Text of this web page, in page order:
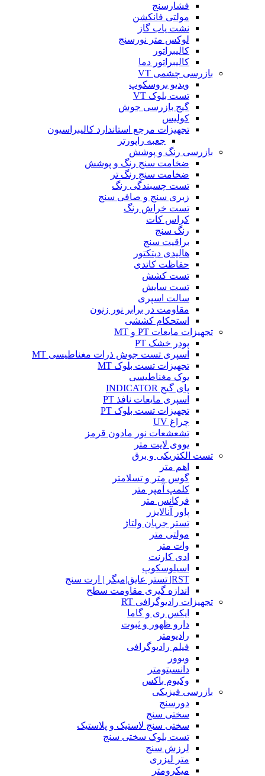
فشارسنج
مولتی فانکشن
نشت یاب گاز
لوکس متر نورسنج
کالیبراتور
کالیبراتور دما
بازرسی چشمی VT
ویدیو بروسکوپ
تست بلوک VT
گیج بازرسی جوش
کولیس
تجهیزات مرجع استاندارد کالیبراسیون
جعبه راپورتر
بازرسی رنگ و پوشش
ضخامت سنج رنگ و پوشش
ضخامت سنج رنگ تر
تست چسبندگی رنگ
زبری سنج و صافی سنج
تست خراش رنگ
کراس کات
رنگ سنج
براقیت سنج
هالیدی دیتکتور
حفاظت کاتدی
تست کشش
تست سایش
سالت اسپری
مقاومت در برابر نور زنون
استحکام کششی
تجهیزات مایعات PT و MT
پودر خشک PT
اسپری تست جوش ذرات مغناطیسی MT
تجهیزات تست بلوک MT
یوک مغناطیسی
پای گیج INDICATOR
اسپری مایعات نافذ PT
تجهیزات تست بلوک PT
چراغ UV
تشعشعات نور مادون قرمز
یووی لایت متر
تست الکتریکی و برق
اهم متر
گوس متر و تسلامتر
کلمپ آمپر متر
فرکانس متر
پاور آنالایزر
تستر جریان ولتاژ
مولتی متر
وات متر
ادی کارنت
اسیلوسکوپ
RST| تستر عایق|میگر | ارت سنج
اندازه گیری مقاومت سطح
تجهیزات رادیوگرافی RT
ایکس ری و گاما
دارو ظهور و ثبوت
رادیومتر
فیلم رادیوگرافی
ویوور
دانسیتومتر
وکیوم باکس
بازرسی فیزیکی
دورسنج
سختی سنج
سختی سنج لاستیک و پلاستیک
تست بلوک سختی سنج
لرزش سنج
متر لیزری
میکرومتر